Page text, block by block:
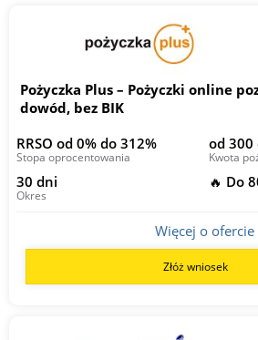
ł do nawet 10
spłaty może wynosić od 7–30 dni w
nawet 12–48 miesięcyprzy
bez baz wiążą się z wyższymi
opcję dla zadłużonych w Polsce.
Pożyczka Plus – Pożyczki online
dowód, bez BIK
RRSO od 0% do 312%
Stopa oprocentowania
od 300
Kwota
30 dni
Okres
🔥 Do
Więcej o ofercie
Złóż wniosek